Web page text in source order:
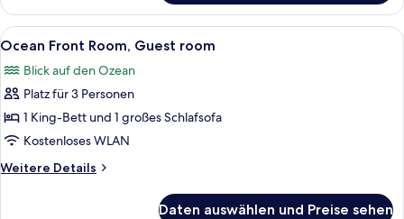
Guest
room
Alle
Fotos
für
Ocean
Front
Room,
Guest
room
Ein Balkon mit Korbstühlen, einem
8
Ocean Front Room, Guest room
Blick auf den Ozean
Platz für 3 Personen
1 King-Bett und 1 großes Schlafsofa
Kostenloses WLAN
Weitere Details
Weitere
Daten auswählen und Preise sehen